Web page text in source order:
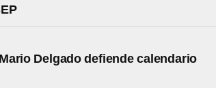
Delgado defiende calendario